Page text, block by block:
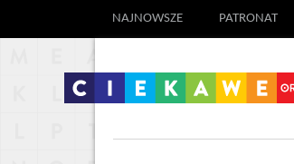
NAJNOWSZE PATRONAT